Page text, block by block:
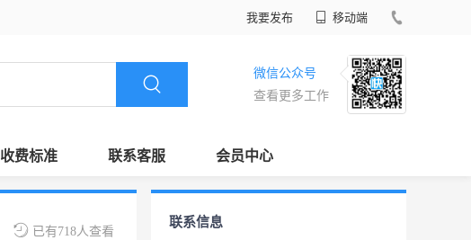
我要发布 移动端
微信公众号
查看更多工作
收费标准 联系客服 会员中心
已有718人查看
联系信息